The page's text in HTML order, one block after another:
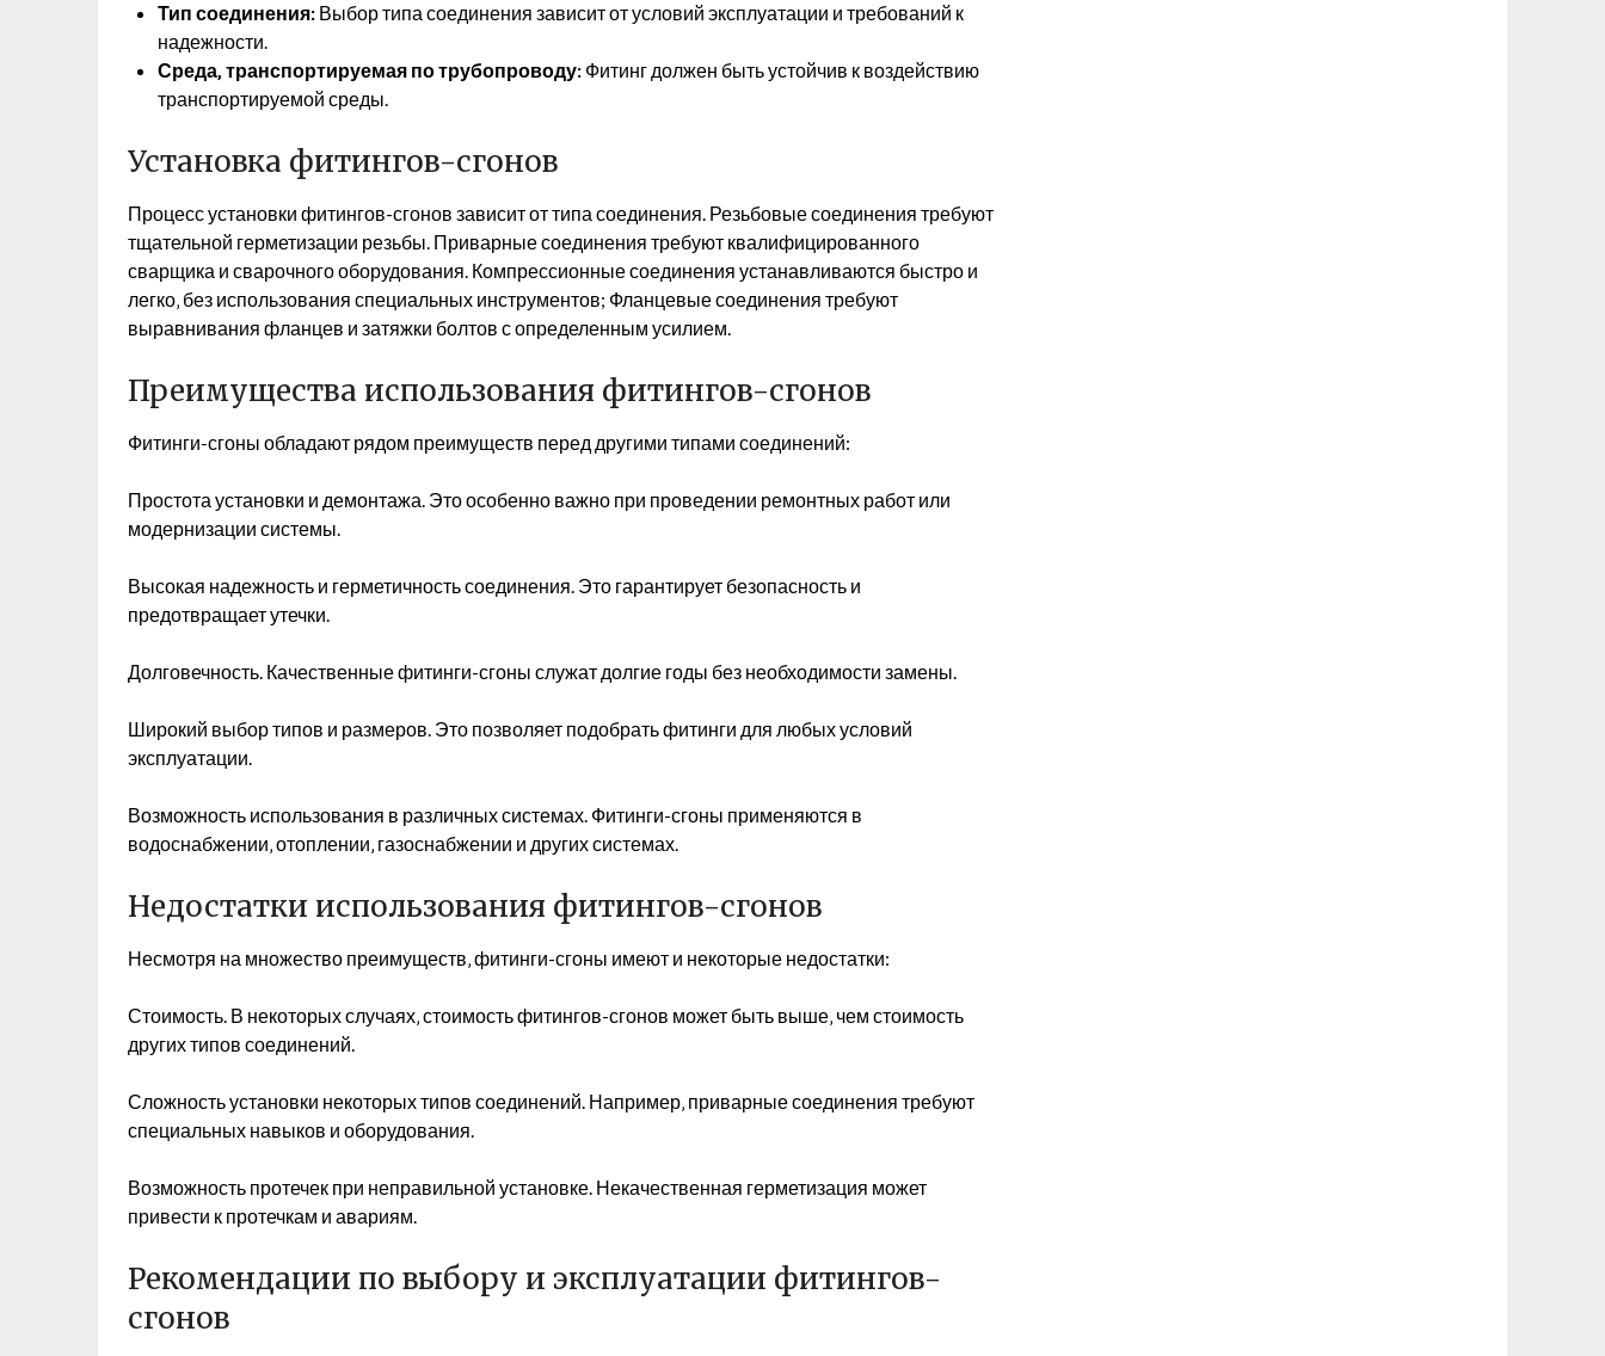
Тип соединения: Выбор типа соединения зависит от условий эксплуатации и требований к
надежности.
Среда‚ транспортируемая по трубопроводу: Фитинг должен быть устойчив к воздействию
транспортируемой среды.
Установка фитингов-сгонов
Процесс установки фитингов-сгонов зависит от типа соединения. Резьбовые соединения требуют
тщательной герметизации резьбы. Приварные соединения требуют квалифицированного
сварщика и сварочного оборудования. Компрессионные соединения устанавливаются быстро и
легко‚ без использования специальных инструментов; Фланцевые соединения требуют
выравнивания фланцев и затяжки болтов с определенным усилием.
Преимущества использования фитингов-сгонов
Фитинги-сгоны обладают рядом преимуществ перед другими типами соединений:
Простота установки и демонтажа. Это особенно важно при проведении ремонтных работ или
модернизации системы.
Высокая надежность и герметичность соединения. Это гарантирует безопасность и
предотвращает утечки.
Долговечность. Качественные фитинги-сгоны служат долгие годы без необходимости замены.
Широкий выбор типов и размеров. Это позволяет подобрать фитинги для любых условий
эксплуатации.
Возможность использования в различных системах. Фитинги-сгоны применяются в
водоснабжении‚ отоплении‚ газоснабжении и других системах.
Недостатки использования фитингов-сгонов
Несмотря на множество преимуществ‚ фитинги-сгоны имеют и некоторые недостатки:
Стоимость. В некоторых случаях‚ стоимость фитингов-сгонов может быть выше‚ чем стоимость
других типов соединений.
Сложность установки некоторых типов соединений. Например‚ приварные соединения требуют
специальных навыков и оборудования.
Возможность протечек при неправильной установке. Некачественная герметизация может
привести к протечкам и авариям.
Рекомендации по выбору и эксплуатации фитингов-
сгонов